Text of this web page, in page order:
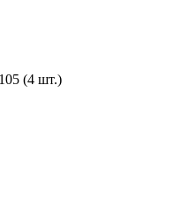
(4 шт.)